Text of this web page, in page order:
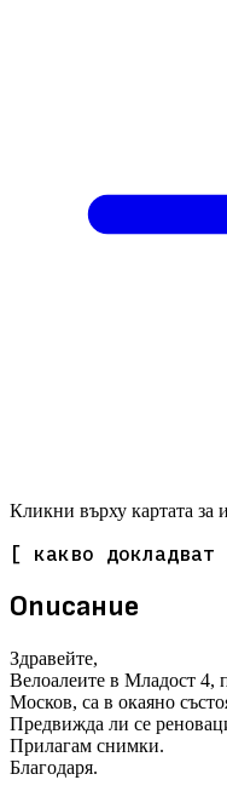
Кликни върху картата за
[ какво докладват
Описание
Здравейте,
Велоалеите в Младост 4,
Москов, са в окаяно
Предвижда ли се
Прилагам снимки.
Благодаря.